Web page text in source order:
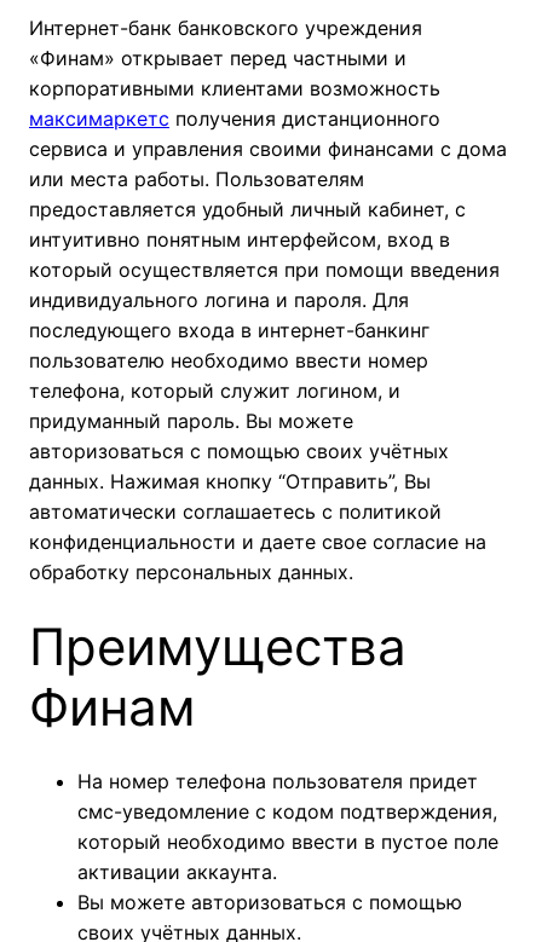
Интернет-банк банковского учреждения
«Финам» открывает перед частными и
корпоративными клиентами возможность
максимаркетс получения дистанционного
сервиса и управления своими финансами с дома
или места работы. Пользователям
предоставляется удобный личный кабинет, с
интуитивно понятным интерфейсом, вход в
который осуществляется при помощи введения
индивидуального логина и пароля. Для
последующего входа в интернет-банкинг
пользователю необходимо ввести номер
телефона, который служит логином, и
придуманный пароль. Вы можете
авторизоваться с помощью своих учётных
данных. Нажимая кнопку “Отправить”, Вы
автоматически соглашаетесь с политикой
конфиденциальности и даете свое согласие на
обработку персональных данных.
Преимущества
Финам
На номер телефона пользователя придет
смс-уведомление с кодом подтверждения,
который необходимо ввести в пустое поле
активации аккаунта.
Вы можете авторизоваться с помощью
своих учётных данных.